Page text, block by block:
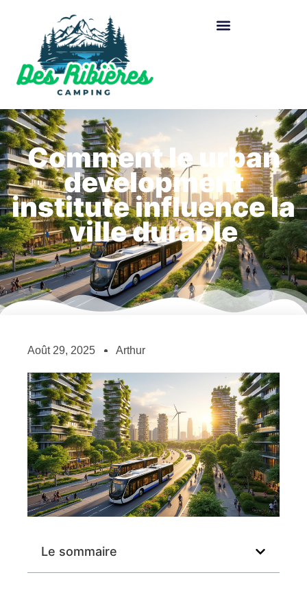
Comment le urban
development
institute influence la
ville durable
Août 29, 2025 Arthur
Le sommaire